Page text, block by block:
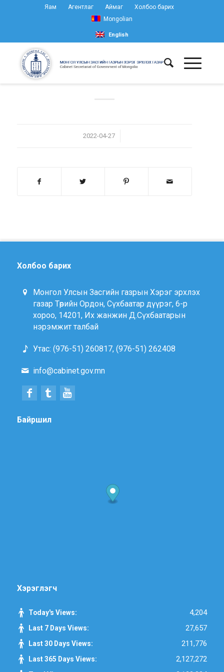
Яам Агентлаг Аймаг
Холбоо барих
Mongolian
English
2022-04-27
/
Холбоо барих
Монгол Улсын Засгийн газрын Хэрэг эрхлэх
газар Төрийн Ордон, Сүхбаатар дүүрэг, 6-р
хороо, 14201, Их жанжин Д.Сүхбаатарын
нэрэмжит талбай
Утас: (976-51) 260817, (976-51) 262408
info@cabinet.gov.mn
Байршил
Хэрэглэгч
Today's Views: 4,204
Last 7 Days Views: 27,657
Last 30 Days Views: 211,776
Last 365 Days Views: 2,127,272